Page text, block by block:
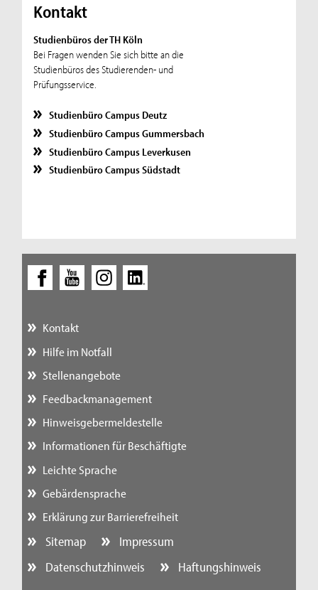
Kontakt
Studienbüros der TH Köln
Bei Fragen wenden Sie sich bitte an die
Studienbüros des Studierenden- und
Prüfungsservice.
Studienbüro Campus Deutz
Studienbüro Campus Gummersbach
Studienbüro Campus Leverkusen
Studienbüro Campus Südstadt
Kontakt
Hilfe im Notfall
Stellenangebote
Feedbackmanagement
Hinweisgebermeldestelle
Informationen für Beschäftigte
Leichte Sprache
Gebärdensprache
Erklärung zur Barrierefreiheit
Sitemap
Impressum
Datenschutzhinweis
Haftungshinweis